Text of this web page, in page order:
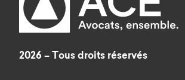
2026 – Tous droits réservés